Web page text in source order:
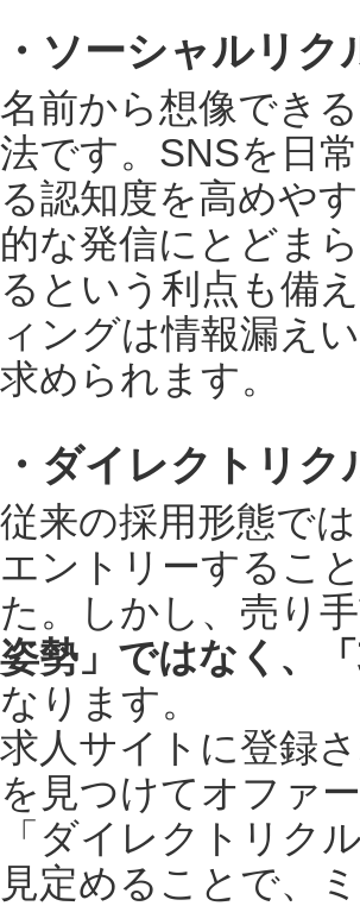
・ソーシャルリ
名前から想像でき
法です。SNSを日
る認知度を高めや
的な発信にとどま
るという利点も備
ィングは情報漏え
求められます。
・ダイレクトリ
従来の採用形態で
エントリーするこ
た。しかし、売り
姿勢」ではなく、
なります。
求人サイトに登録
を見つけてオファ
「ダイレクトリク
見定めることで、